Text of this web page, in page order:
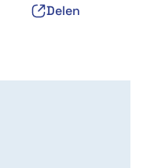
Delen